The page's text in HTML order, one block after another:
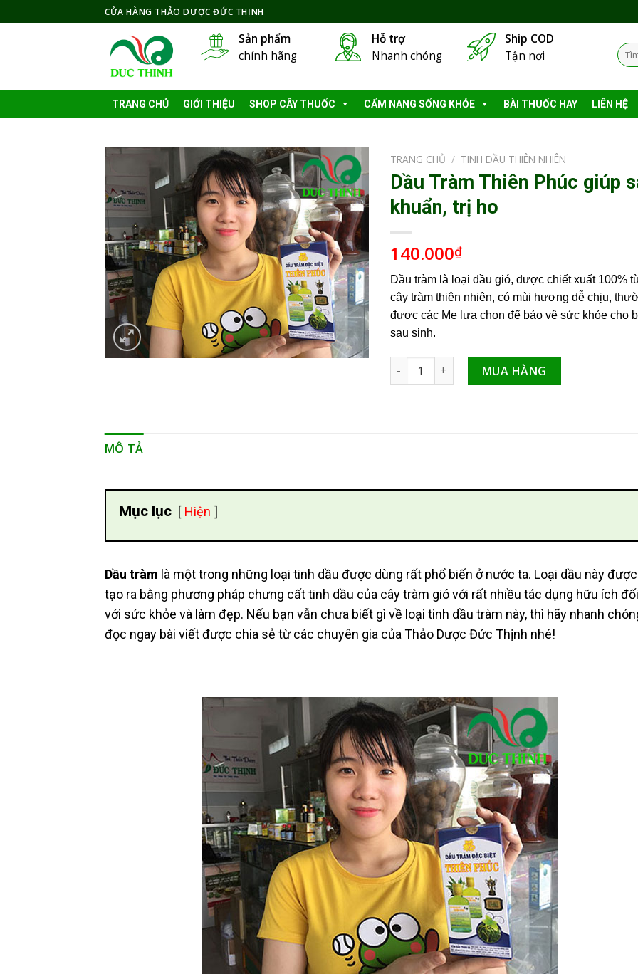
to
CỬA HÀNG THẢO DƯỢC ĐỨC THỊNH
Sản phẩm
chính hãng
Hỗ trợ
Nhanh chóng
Ship COD
Tận nơi
Tìm
kiếm:
TRANG CHỦ GIỚI THIỆU SHOP CÂY THUỐC CẨM NANG SỐNG KHỎE BÀI THUỐC HAY LIÊN HỆ
TRANG CHỦ / TINH DẦU THIÊN NHIÊN
Dầu Tràm Thiên Phúc giúp
khuẩn, trị ho
140.000₫
Dầu tràm là loại dầu gió, được chiết xuất 100%
cây tràm thiên nhiên, có mùi hương dễ chịu,
được các Mẹ lựa chọn để bảo vệ sức khỏe cho
sau sinh.
Dầu Tràm Thiên Phúc giúp sát khuẩn, trị ho số
MUA HÀNG
MÔ TẢ
Mục lục Hiện
Dầu tràm là một trong những loại tinh dầu được dùng rất phổ biến ở nước ta. Loại dầu này được
tạo ra bằng phương pháp chưng cất tinh dầu của cây tràm gió với rất nhiều tác dụng hữu ích đối
với sức khỏe và làm đẹp. Nếu bạn vẫn chưa biết gì về loại tinh dầu tràm này, thì hãy nhanh
đọc ngay bài viết được chia sẻ từ các chuyên gia của Thảo Dược Đức Thịnh nhé!